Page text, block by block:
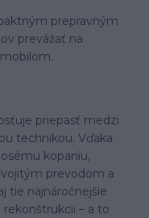
prepravným
prevážať na
priepasť medzi
technikou. Vďaka
kopaniu,
prevodom a
tie najnáročnejšie
rekonštrukcii – a to